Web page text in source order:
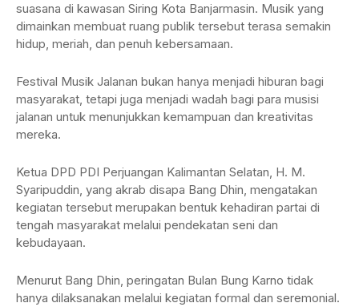
suasana di kawasan Siring Kota Banjarmasin. Musik yang
dimainkan membuat ruang publik tersebut terasa semakin
hidup, meriah, dan penuh kebersamaan.
Festival Musik Jalanan bukan hanya menjadi hiburan bagi
masyarakat, tetapi juga menjadi wadah bagi para musisi
jalanan untuk menunjukkan kemampuan dan kreativitas
mereka.
Ketua DPD PDI Perjuangan Kalimantan Selatan, H. M.
Syaripuddin, yang akrab disapa Bang Dhin, mengatakan
kegiatan tersebut merupakan bentuk kehadiran partai di
tengah masyarakat melalui pendekatan seni dan
kebudayaan.
Menurut Bang Dhin, peringatan Bulan Bung Karno tidak
hanya dilaksanakan melalui kegiatan formal dan seremonial.